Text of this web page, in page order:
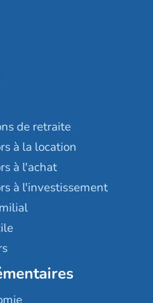
Médicis
de retraite
à la location
à l'achat
à l'investissement